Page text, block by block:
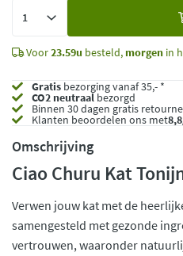
Voor23.59u besteld, morgen in
Gratis bezorging vanaf 35,- *
CO2 neutraalbezorgd
Binnen 30 dagen gratis
Klanten beoordelen ons met
Omschrijving
Ciao Churu Kat
Verwen jouw kat met de
samengesteld met gezonde
vertrouwen, waaronder